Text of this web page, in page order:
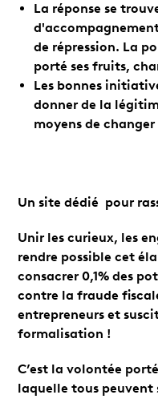
La réponse se
de répression. La
porté ses fruits,
Les bonnes
donner de la
moyens de
Un site dédié pour
Unir les curieux, les
rendre possible cet
consacrer 0,1% des
contre la fraude
entrepreneurs et
formalisation !
C’est la volontée
laquelle tous peuvent